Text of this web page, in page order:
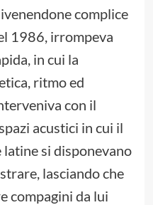
complice
1986, irrompeva
in cui la
ritmo ed
con il
acustici in cui il
latine si disponevano
lasciando che
compagini da lui